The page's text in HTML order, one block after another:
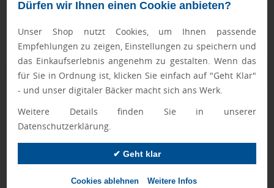
Dürfen wir Ihnen einen Cookie anbieten?
Unser Shop nutzt Cookies, um Ihnen passende
Empfehlungen zu zeigen, Einstellungen zu speichern und
das Einkaufserlebnis angenehm zu gestalten. Wenn das
für Sie in Ordnung ist, klicken Sie einfach auf "Geht Klar"
- und unser digitaler Bäcker macht sich ans Werk.
Weitere Details finden Sie in unserer
Datenschutzerklärung.
✔ Geht klar
Cookies ablehnen Weitere Infos
Zusatzinformation
Marke: